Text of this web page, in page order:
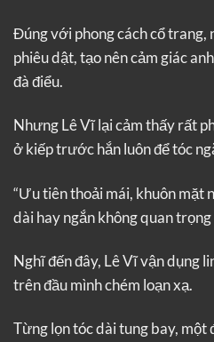
Đúng với phong cách cổ trang,
phiêu dật, tạo nên cảm giác
đà điểu.
Nhưng Lê Vĩ lại cảm thấy rất
ở kiếp trước hắn luôn để tóc
“Ưu tiên thoải mái, khuôn mặt
dài hay ngắn không quan trọng
Nghĩ đến đây, Lê Vĩ vận dụng
trên đầu mình chém loạn xạ.
Từng lọn tóc dài tung bay, một